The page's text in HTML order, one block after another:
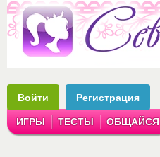
Войти Регистрация
ИГРЫ ТЕСТЫ ОБЩАЙСЯ